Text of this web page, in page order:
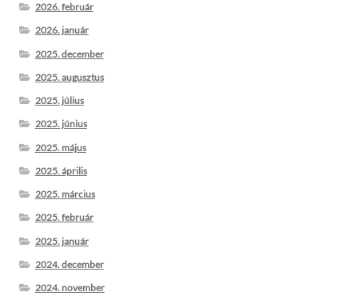
2026. február
2026. január
2025. december
2025. augusztus
2025. július
2025. június
2025. május
2025. április
2025. március
2025. február
2025. január
2024. december
2024. november